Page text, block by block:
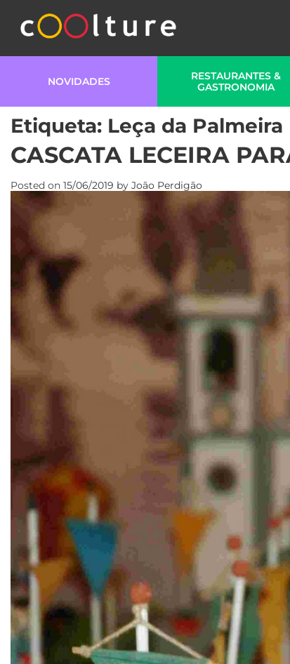
NOVIDADES
RESTAURANTES &
GASTRONOMIA
Etiqueta: Leça da Palmeira
CASCATA LECEIRA
Posted on 15/06/2019 by João Perdigão